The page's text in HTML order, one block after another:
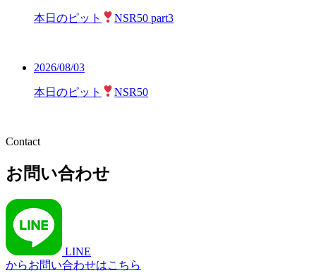
本日のピット NSR50 part3
2026/08/03
本日のピット NSR50
Contact
お問い合わせ
LINE
からお問い合わせはこちら